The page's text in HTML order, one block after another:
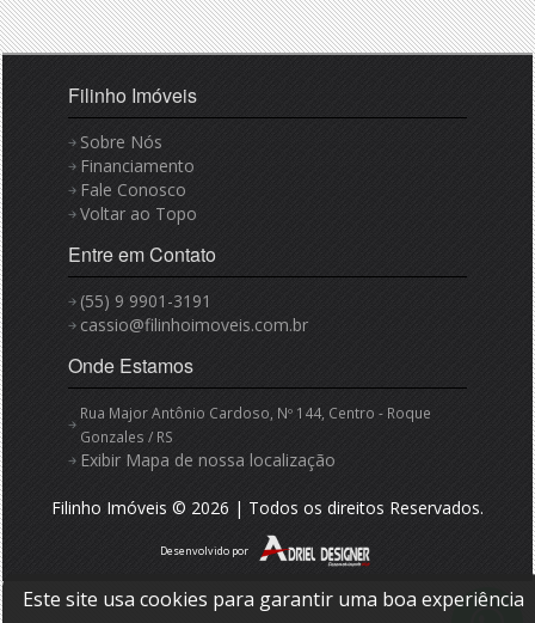
Este site usa cookies para garantir uma boa experiência
Filinho Imóveis
Sobre Nós
Financiamento
Fale Conosco
Voltar ao Topo
Entre em Contato
(55) 9 9901-3191
cassio@filinhoimoveis.com.br
Onde Estamos
Rua Major Antônio Cardoso, Nº 144, Centro - Roque
Gonzales / RS
Exibir Mapa de nossa localização
Filinho Imóveis © 2026 | Todos os direitos Reservados.
Desenvolvido por